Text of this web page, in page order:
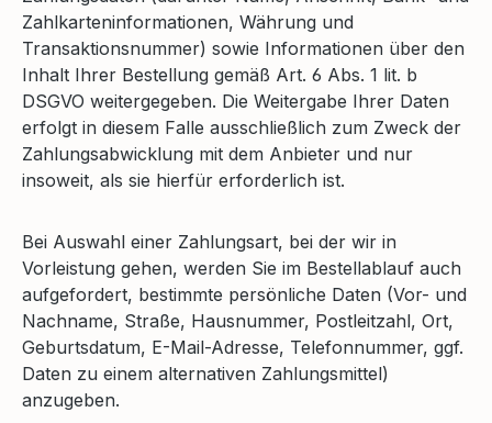
Zahlkarteninformationen, Währung und
Transaktionsnummer) sowie Informationen über den
Inhalt Ihrer Bestellung gemäß Art. 6 Abs. 1 lit. b
DSGVO weitergegeben. Die Weitergabe Ihrer Daten
erfolgt in diesem Falle ausschließlich zum Zweck der
Zahlungsabwicklung mit dem Anbieter und nur
insoweit, als sie hierfür erforderlich ist.
Bei Auswahl einer Zahlungsart, bei der wir in
Vorleistung gehen, werden Sie im Bestellablauf auch
aufgefordert, bestimmte persönliche Daten (Vor- und
Nachname, Straße, Hausnummer, Postleitzahl, Ort,
Geburtsdatum, E-Mail-Adresse, Telefonnummer, ggf.
Daten zu einem alternativen Zahlungsmittel)
anzugeben.